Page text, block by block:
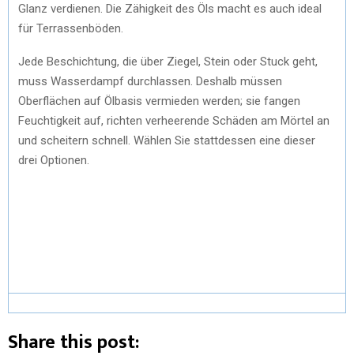
Glanz verdienen. Die Zähigkeit des Öls macht es auch ideal
für Terrassenböden.
Jede Beschichtung, die über Ziegel, Stein oder Stuck geht,
muss Wasserdampf durchlassen. Deshalb müssen
Oberflächen auf Ölbasis vermieden werden; sie fangen
Feuchtigkeit auf, richten verheerende Schäden am Mörtel an
und scheitern schnell. Wählen Sie stattdessen eine dieser
drei Optionen.
Share this post: